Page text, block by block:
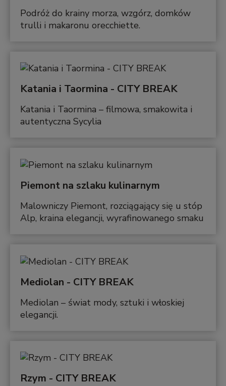
Podróż do krainy morza, wzgórz, domków
trulli i makaronu orecchiette.
Katania i Taormina - CITY BREAK
Katania i Taormina – filmowa, smakowita i
autentyczna Sycylia
Piemont na szlaku kulinarnym
Malowniczy Piemont, rozciągający się u stóp
Alp, kraina elegancji, wyrafinowanego smaku
Mediolan - CITY BREAK
Mediolan – świat mody, sztuki i włoskiej
elegancji.
Rzym - CITY BREAK